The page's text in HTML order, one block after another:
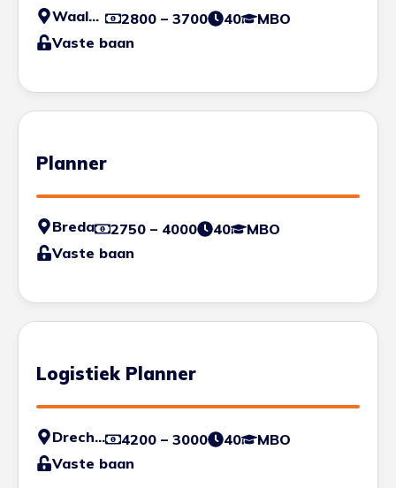
Waalwijk 2800 – 3700 40
MBO
Vaste baan
Planner
Breda 2750 – 4000 40
MBO
Vaste baan
Logistiek Planner
Drechtsteden 4200 – 3000 40
MBO
Vaste baan